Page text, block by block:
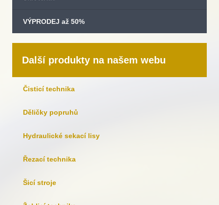
VÝPRODEJ až 50%
Další produkty na našem webu
Čisticí technika
Děličky popruhů
Hydraulické sekací lisy
Řezací technika
Šicí stroje